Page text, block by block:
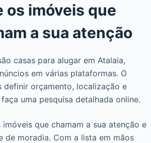
imóveis que
a sua atenção
casas para alugar em Atalaia,
em várias plataformas. O
definir orçamento, localização e
uma pesquisa detalhada online.
que chamam a sua atenção e
de moradia. Com a lista em mãos